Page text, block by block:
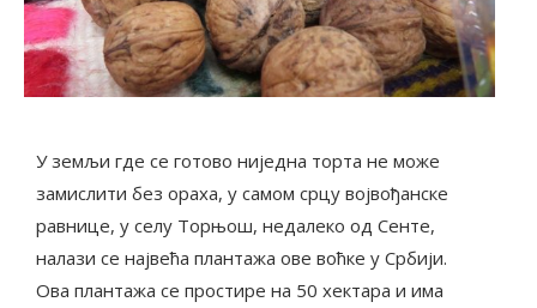
У земљи где се готово ниједна торта не може
замислити без ораха, у самом срцу војвођанске
равнице, у селу Торњош, недалеко од Сенте,
налази се највећа плантажа ове воћке у Србији.
Ова плантажа се простире на 50 хектара и има